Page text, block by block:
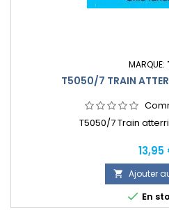
MARQUE:
T5050/7 TRAIN
T5050/7 Train
Prix
13,95
 Ajouter
 En